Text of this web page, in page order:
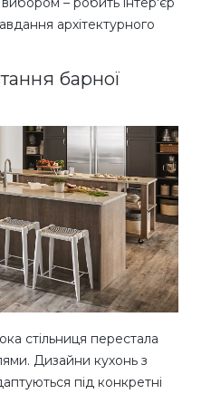
архітектурного
барної
стільниця перестала
Дизайни кухонь з
під конкретні